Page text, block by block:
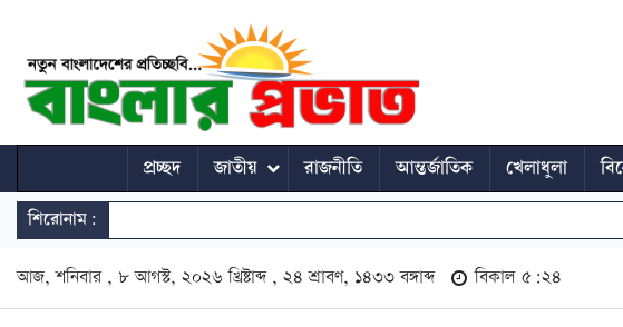
প্রচ্ছদ জাতীয় রাজনীতি আন্তর্জাতিক খেলাধুলা
শিরোনাম:
আজ, শনিবার , ৮ আগস্ট, ২০২৬ খ্রিষ্টাব্দ , ২৪ শ্রাবণ, ১৪৩৩ বঙ্গাব্দ বিকাল ৫:২৪